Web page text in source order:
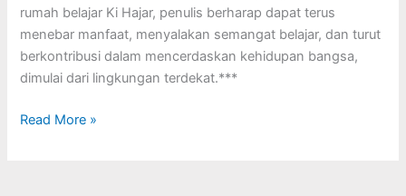
rumah belajar Ki Hajar, penulis berharap dapat terus
menebar manfaat, menyalakan semangat belajar, dan turut
berkontribusi dalam mencerdaskan kehidupan bangsa,
dimulai dari lingkungan terdekat.***
Read More »